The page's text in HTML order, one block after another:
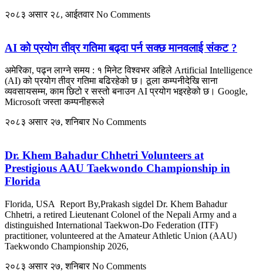
२०८३ असार २८, आईतवारNo Comments
AI को प्रयोग तीव्र गतिमा बढ्दा पर्न सक्छ मानवलाई संकट ?
अमेरिका, पढ्न लाग्ने समय : १ मिनेट विश्वभर अहिले Artificial Intelligence
(AI) को प्रयोग तीव्र गतिमा बढिरहेको छ। ठूला कम्पनीदेखि साना
व्यवसायसम्म, काम छिटो र सस्तो बनाउन AI प्रयोग भइरहेको छ। Google,
Microsoft जस्ता कम्पनीहरूले
२०८३ असार २७, शनिबारNo Comments
Dr. Khem Bahadur Chhetri Volunteers at
Prestigious AAU Taekwondo Championship in
Florida
Florida, USA Report By,Prakash sigdel Dr. Khem Bahadur
Chhetri, a retired Lieutenant Colonel of the Nepali Army and a
distinguished International Taekwon-Do Federation (ITF)
practitioner, volunteered at the Amateur Athletic Union (AAU)
Taekwondo Championship 2026,
२०८३ असार २७, शनिबारNo Comments